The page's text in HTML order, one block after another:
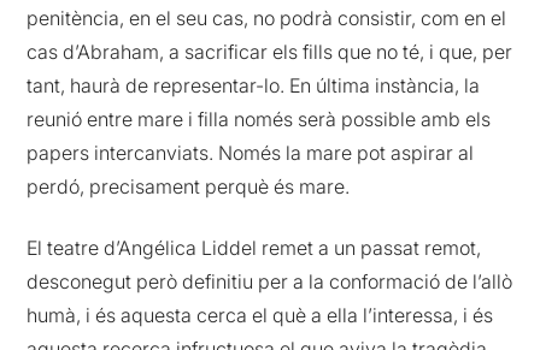
penitència, en el seu cas, no podrà consistir, com en el
cas d’Abraham, a sacrificar els fills que no té, i que, per
tant, haurà de representar-lo. En última instància, la
reunió entre mare i filla només serà possible amb els
papers intercanviats. Només la mare pot aspirar al
perdó, precisament perquè és mare.
El teatre d’Angélica Liddel remet a un passat remot,
desconegut però definitiu per a la conformació de l’allò
humà, i és aquesta cerca el què a ella l’interessa, i és